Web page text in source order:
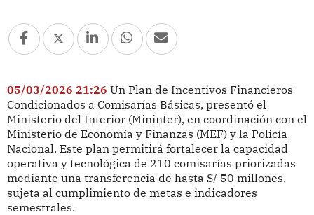
05/03/2026 21:26 Un Plan de Incentivos Financieros
Condicionados a Comisarías Básicas, presentó el
Ministerio del Interior (Mininter), en coordinación con el
Ministerio de Economía y Finanzas (MEF) y la Policía
Nacional. Este plan permitirá fortalecer la capacidad
operativa y tecnológica de 210 comisarías priorizadas
mediante una transferencia de hasta S/ 50 millones,
sujeta al cumplimiento de metas e indicadores
semestrales.